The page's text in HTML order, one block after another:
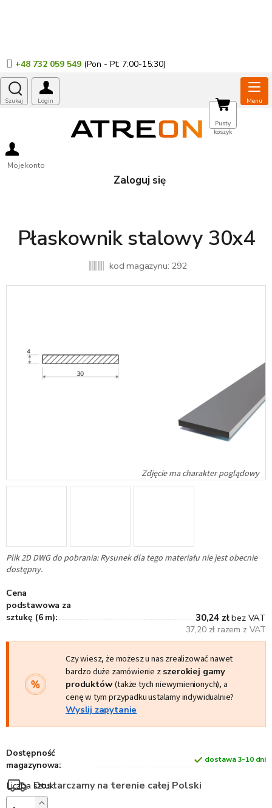
+48 732 059 549
Moje konto
Zaloguj się
KOSZYK
Pusty
koszyk
Płaskownik stalowy 30x4
kod magazynu: 292
Plik 2D DWG do pobrania: Rysunek dla tego materiału nie jest obecnie
dostępny.
Cena
podstawowa za
sztukę (6 m):
30,24 złbez VAT
37,20 zł razem z VAT
Czy wiesz, że możesz u nas zrealizować nawet
bardzo duże zamówienie z szerokiej gamy
produktów(także tych niewymienionych), a
cenę w tym przypadku ustalamy indywidualnie?
Wyslij zapytanie
Dostępność
magazynowa:
dostawa 3-10 dni
Dostarczamy na terenie całej Polski